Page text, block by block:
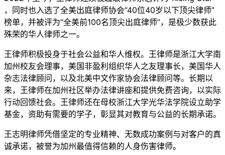
，同时也入选了全美出庭律师协会“40位40岁以下顶尖律师”
榜单，并被评为“全美前100名顶尖出庭律师”，是极少数获此
殊荣的华人律师之一。
王律师积极投身于社会公益和华人维权。王律师是浙江大学南
加州校友会理事，美国非盈利组织华人之友理事长，美国华人
杂志法律顾问，以及北美中文作家协会法律顾问等。长期以
来，王律师在加州社区举办法律讲座和提供免费咨询，以实际
行动回馈社会。王律师还在母校浙江大学光华法学院设立助学
基金，资助有需要的学子，彰显其对教育与公益的长期承诺。
王志明律师凭借坚定的专业精神、无数成功案例与对客户的真
诚承诺，被誉为加州最值得信赖的人身伤害律师。